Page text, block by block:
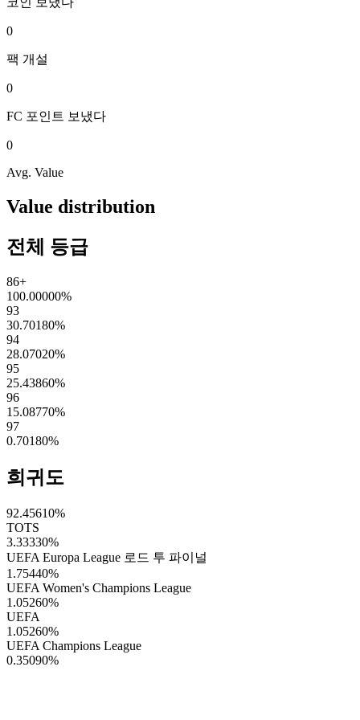
0
팩 개설
0
FC 포인트 보냈다
0
Avg. Value
Value distribution
전체 등급
86+
100.00000%
93
30.70180%
94
28.07020%
95
25.43860%
96
15.08770%
97
0.70180%
희귀도
92.45610%
TOTS
3.33330%
UEFA Europa League 로드 투 파이널
1.75440%
UEFA Women's Champions League
1.05260%
UEFA
1.05260%
UEFA Champions League
0.35090%